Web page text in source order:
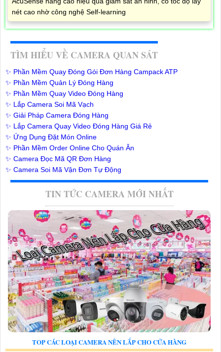
nét cao nhờ công nghệ Self-learning
TÌM HIỂU VỀ CAMERA QUAN SÁT
✨ Phần Mềm Quay Đóng Gói Đơn Hàng Campack ATP
✨ Phần Mềm Quản Lý Đóng Hàng
✨ Phần Mềm Quay Video Đóng Hàng
✨ Lắp Camera Soi Mã Vạch
✨ Giải Pháp Camera Đóng Hàng
✨ Lắp Camera Quay Video Đóng Hàng Giá Rẻ
✨ Ứng Dụng Đặt Món Online
✨ Phần Mềm Order Online Cho Quán Ăn
✨ Camera Đọc Mã QR Đơn Hàng
✨ Camera Soi Mã Vận Đơn Tự Động
TIN TỨC CAMERA MỚI NHẤT
TOP CÁC LOẠI CAMERA NÊN LẮP CHO CỬA HÀNG